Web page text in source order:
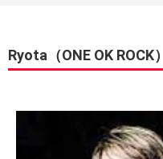
Ryota（ONE OK